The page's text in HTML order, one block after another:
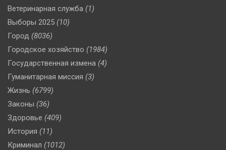
Ветеринарная служба (1)
Выборы 2025 (10)
Город (8036)
Городское хозяйство (1984)
Государственная измена (4)
Гуманитарная миссия (3)
Жизнь (6799)
Законы (36)
Здоровье (409)
История (11)
Криминал (1012)